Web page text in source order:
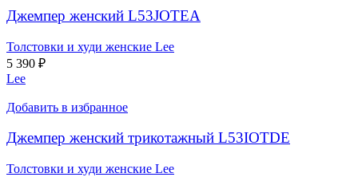
Джемпер женский L53JOTEA
Толстовки и худи женские Lee
5 390 ₽
Lee
Добавить в избранное
Джемпер женский трикотажный L53IOTDE
Толстовки и худи женские Lee